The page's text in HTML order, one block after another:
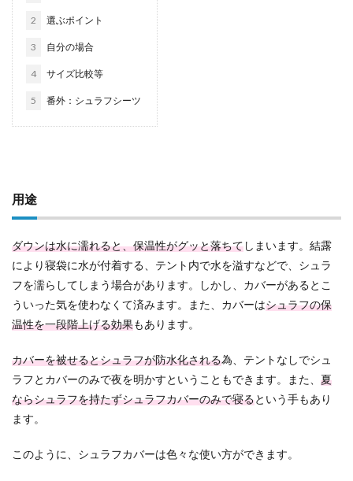
2 選ぶポイント
3 自分の場合
4 サイズ比較等
5 番外：シュラフシーツ
用途
ダウンは水に濡れると、保温性がグッと落ちてしまいます。結露
により寝袋に水が付着する、テント内で水を溢すなどで、シュラ
フを濡らしてしまう場合があります。しかし、カバーがあるとこ
ういった気を使わなくて済みます。また、カバーはシュラフの保
温性を一段階上げる効果もあります。
カバーを被せるとシュラフが防水化される為、テントなしでシュ
ラフとカバーのみで夜を明かすということもできます。また、 夏
ならシュラフを持たずシュラフカバーのみで寝るという手もあり
ます。
このように、シュラフカバーは色々な使い方ができます。